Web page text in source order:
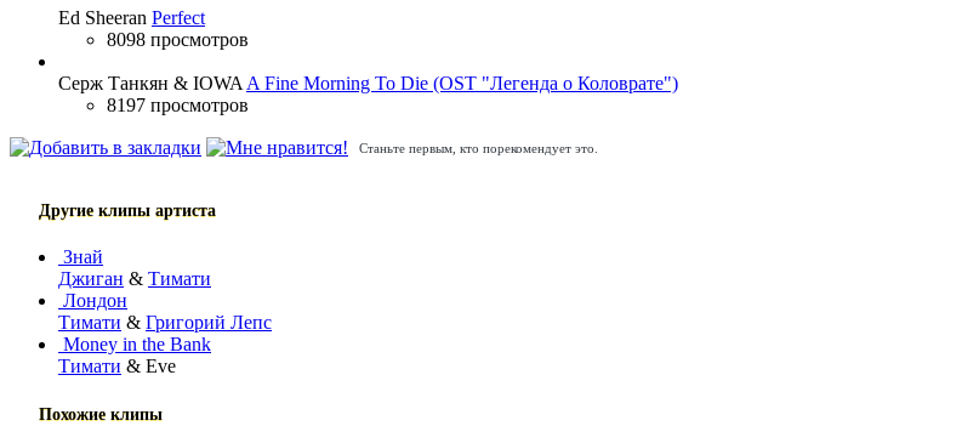
Ed Sheeran Perfect
8098 просмотров
Серж Танкян & IOWA A Fine Morning To Die (OST "Легенда о Коловрате")
8197 просмотров
Станьте первым, кто порекомендует это.
Другие клипы артиста
Знай
Джиган & Тимати
Лондон
Тимати & Григорий Лепс
Money in the Bank
Тимати & Eve
Похожие клипы